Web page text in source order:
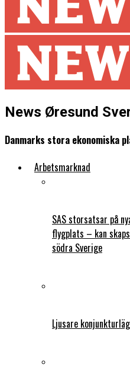
News Øresund
Danmarks stora ekonomiska
Arbetsmarknad
SAS storsatsar på
flygplats – kan
södra Sverige
Ljusare